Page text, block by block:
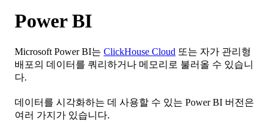
Power BI
Microsoft Power BI는 ClickHouse Cloud 또는 자가 관리형
배포의 데이터를 쿼리하거나 메모리로 불러올 수 있습니
다.
데이터를 시각화하는 데 사용할 수 있는 Power BI 버전은
여러 가지가 있습니다.